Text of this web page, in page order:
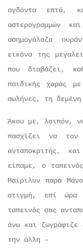
ογδόντα επτά,
αστερογραμμών
ασημογάλαζα
εικόνα της
που διαβάζει,
παιδικής χαράς
σωλήνες, τη
Άκου με, λοιπόν,
πασχίζει να
ανταποκριτής,
είπαμε, ο
Μαίριλυν παρά
στιγμή, επί ώρα
ταπεινός σας
άνω και
την άλλη –